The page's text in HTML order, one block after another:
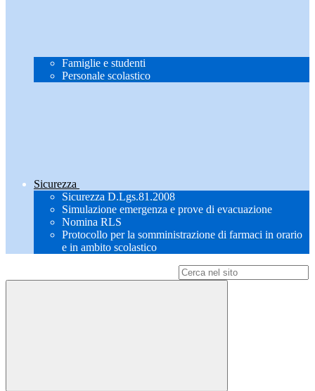
Famiglie e studenti
Personale scolastico
Sicurezza
Sicurezza D.Lgs.81.2008
Simulazione emergenza e prove di evacuazione
Nomina RLS
Protocollo per la somministrazione di farmaci in orario
e in ambito scolastico